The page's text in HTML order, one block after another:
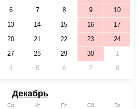
6 7 8 9 10
13 14 15 16 17
20 21 22 23 24
27 28 29 30
1
4 5 6 7 8
Декабрь
Ср Чт Пт Сб
Вс